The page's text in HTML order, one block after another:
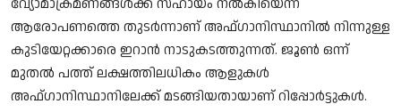
Bible verse
Gallery
വ്യോമാക്രമണങ്ങള്‍ക്ക് സഹായം നല്‍കിയെന്ന
ആരോപണത്തെ തുടര്‍ന്നാണ് അഫ്ഗാനിസ്ഥാനില്‍ നിന്നുള്ള
കുടിയേറ്റക്കാരെ ഇറാന്‍ നാടുകടത്തുന്നത്. ജൂണ്‍ ഒന്ന്
മുതല്‍ പത്ത് ലക്ഷത്തിലധികം ആളുകള്‍
അഫ്ഗാനിസ്ഥാനിലേക്ക് മടങ്ങിയതായാണ് റിപ്പോര്‍ട്ടുകള്‍.